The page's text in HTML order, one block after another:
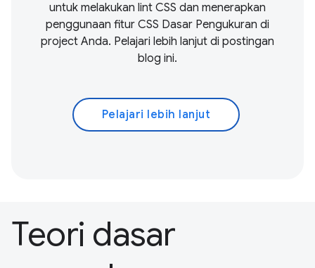
untuk melakukan lint CSS dan menerapkan
penggunaan fitur CSS Dasar Pengukuran di
project Anda. Pelajari lebih lanjut di postingan
blog ini.
Pelajari lebih lanjut
Teori dasar